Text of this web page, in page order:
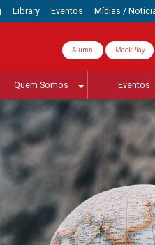
Library Eventos Mídias /
Alumni MackPlay
Quem Somos Eventos